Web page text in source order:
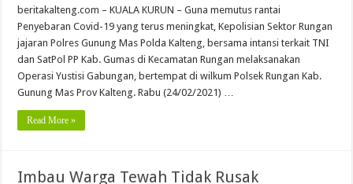
beritakalteng.com – KUALA KURUN – Guna memutus rantai
Penyebaran Covid-19 yang terus meningkat, Kepolisian Sektor Rungan
jajaran Polres Gunung Mas Polda Kalteng, bersama intansi terkait TNI
dan SatPol PP Kab. Gumas di Kecamatan Rungan melaksanakan
Operasi Yustisi Gabungan, bertempat di wilkum Polsek Rungan Kab.
Gunung Mas Prov Kalteng. Rabu (24/02/2021) …
Read More »
Imbau Warga Tewah Tidak Rusak